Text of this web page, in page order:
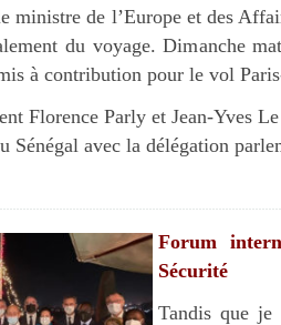
ministre de l’Europe et des
du voyage. Dimanche
à contribution pour le vol
Florence Parly et Jean-Yves
Sénégal avec la délégation
Forum
Sécurité
Tandis que je